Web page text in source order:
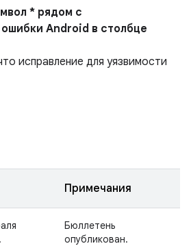
* рядом с
Android в столбце
исправление для уязвимости
Примечания
Бюллетень
опубликован.